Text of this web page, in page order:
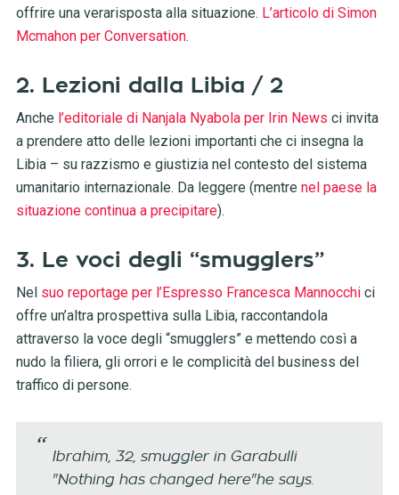
offrire una verarisposta alla situazione. L’articolo di Simon
Mcmahon per Conversation.
2. Lezioni dalla Libia / 2
Anche l’editoriale di Nanjala Nyabola per Irin News ci invita
a prendere atto delle lezioni importanti che ci insegna la
Libia – su razzismo e giustizia nel contesto del sistema
umanitario internazionale. Da leggere (mentre nel paese la
situazione continua a precipitare).
3. Le voci degli “smugglers”
Nel suo reportage per l’Espresso Francesca Mannocchici
offre un’altra prospettiva sulla Libia, raccontandola
attraverso la voce degli “smugglers” e mettendo così a
nudo la filiera, gli orrori e le complicità del business del
traffico di persone.
Ibrahim, 32, smuggler in Garabulli
"Nothing has changed here"he says.